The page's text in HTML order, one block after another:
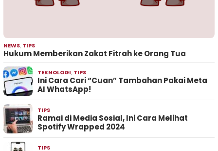
NEWS, TIPS
Hukum Memberikan Zakat Fitrah ke Orang Tua
TEKNOLOGI, TIPS
Ini Cara Cari “Cuan” Tambahan Pakai Meta
AI WhatsApp!
TIPS
Ramai di Media Sosial, Ini Cara Melihat
Spotify Wrapped 2024
TIPS